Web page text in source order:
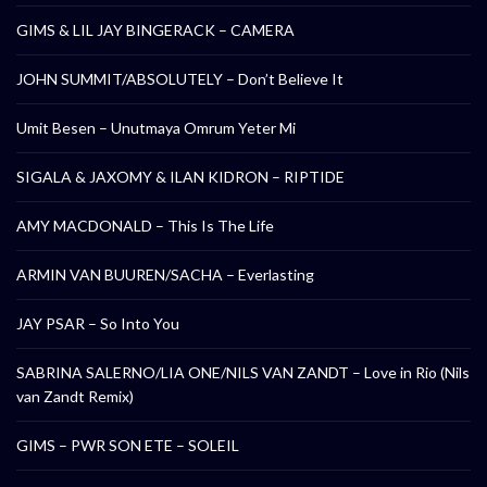
GIMS & LIL JAY BINGERACK – CAMERA
JOHN SUMMIT/ABSOLUTELY – Don’t Believe It
Umit Besen – Unutmaya Omrum Yeter Mi
SIGALA & JAXOMY & ILAN KIDRON – RIPTIDE
AMY MACDONALD – This Is The Life
ARMIN VAN BUUREN/SACHA – Everlasting
JAY PSAR – So Into You
SABRINA SALERNO/LIA ONE/NILS VAN ZANDT – Love in Rio (Nils
van Zandt Remix)
GIMS – PWR SON ETE – SOLEIL